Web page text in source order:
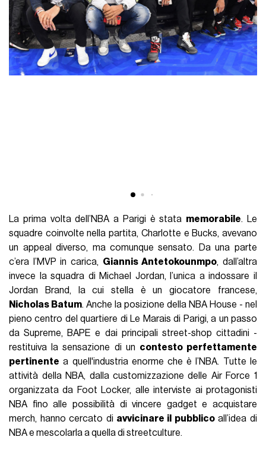
La prima volta dell’NBA a Parigi è stata memorabile. Le
squadre coinvolte nella partita, Charlotte e Bucks, avevano
un appeal diverso, ma comunque sensato. Da una parte
c’era l’MVP in carica, Giannis Antetokounmpo, dall’altra
invece la squadra di Michael Jordan, l’unica a indossare il
Jordan Brand, la cui stella è un giocatore francese,
Nicholas Batum. Anche la posizione della NBA House - nel
pieno centro del quartiere di Le Marais di Parigi, a un passo
da Supreme, BAPE e dai principali street-shop cittadini -
restituiva la sensazione di un contesto perfettamente
pertinente a quell'industria enorme che è l’NBA. Tutte le
attività della NBA, dalla customizzazione delle Air Force 1
organizzata da Foot Locker, alle interviste ai protagonisti
NBA fino alle possibilità di vincere gadget e acquistare
merch, hanno cercato di avvicinare il pubblicoall’idea di
NBA e mescolarla a quella di streetculture.